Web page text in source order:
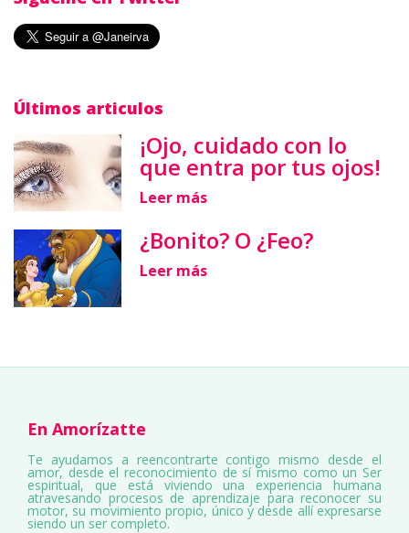
Últimos articulos
¡Ojo, cuidado con lo
que entra por tus ojos!
Leer más
¿Bonito? O ¿Feo?
Leer más
En Amorízatte
Te ayudamos a reencontrarte contigo mismo desde el
amor, desde el reconocimiento de sí mismo como un Ser
espiritual, que está viviendo una experiencia humana
atravesando procesos de aprendizaje para reconocer su
motor, su movimiento propio, único y desde allí expresarse
siendo un ser completo.